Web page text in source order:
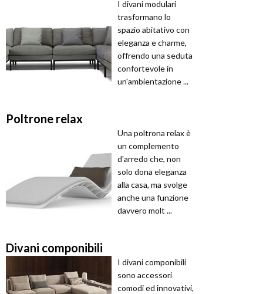
I divani modulari
trasformano lo
spazio abitativo con
eleganza e charme,
offrendo una seduta
confortevole in
un'ambientazione ...
Poltrone relax
Una poltrona relax è
un complemento
d'arredo che, non
solo dona eleganza
alla casa, ma svolge
anche una funzione
davvero molt ...
Divani componibili
I divani componibili
sono accessori
comodi ed innovativi,